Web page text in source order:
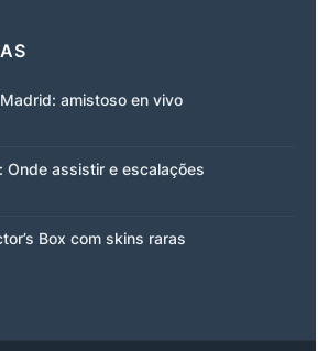
amistoso en vivo
Onde assistir e escalações
Box com skins raras